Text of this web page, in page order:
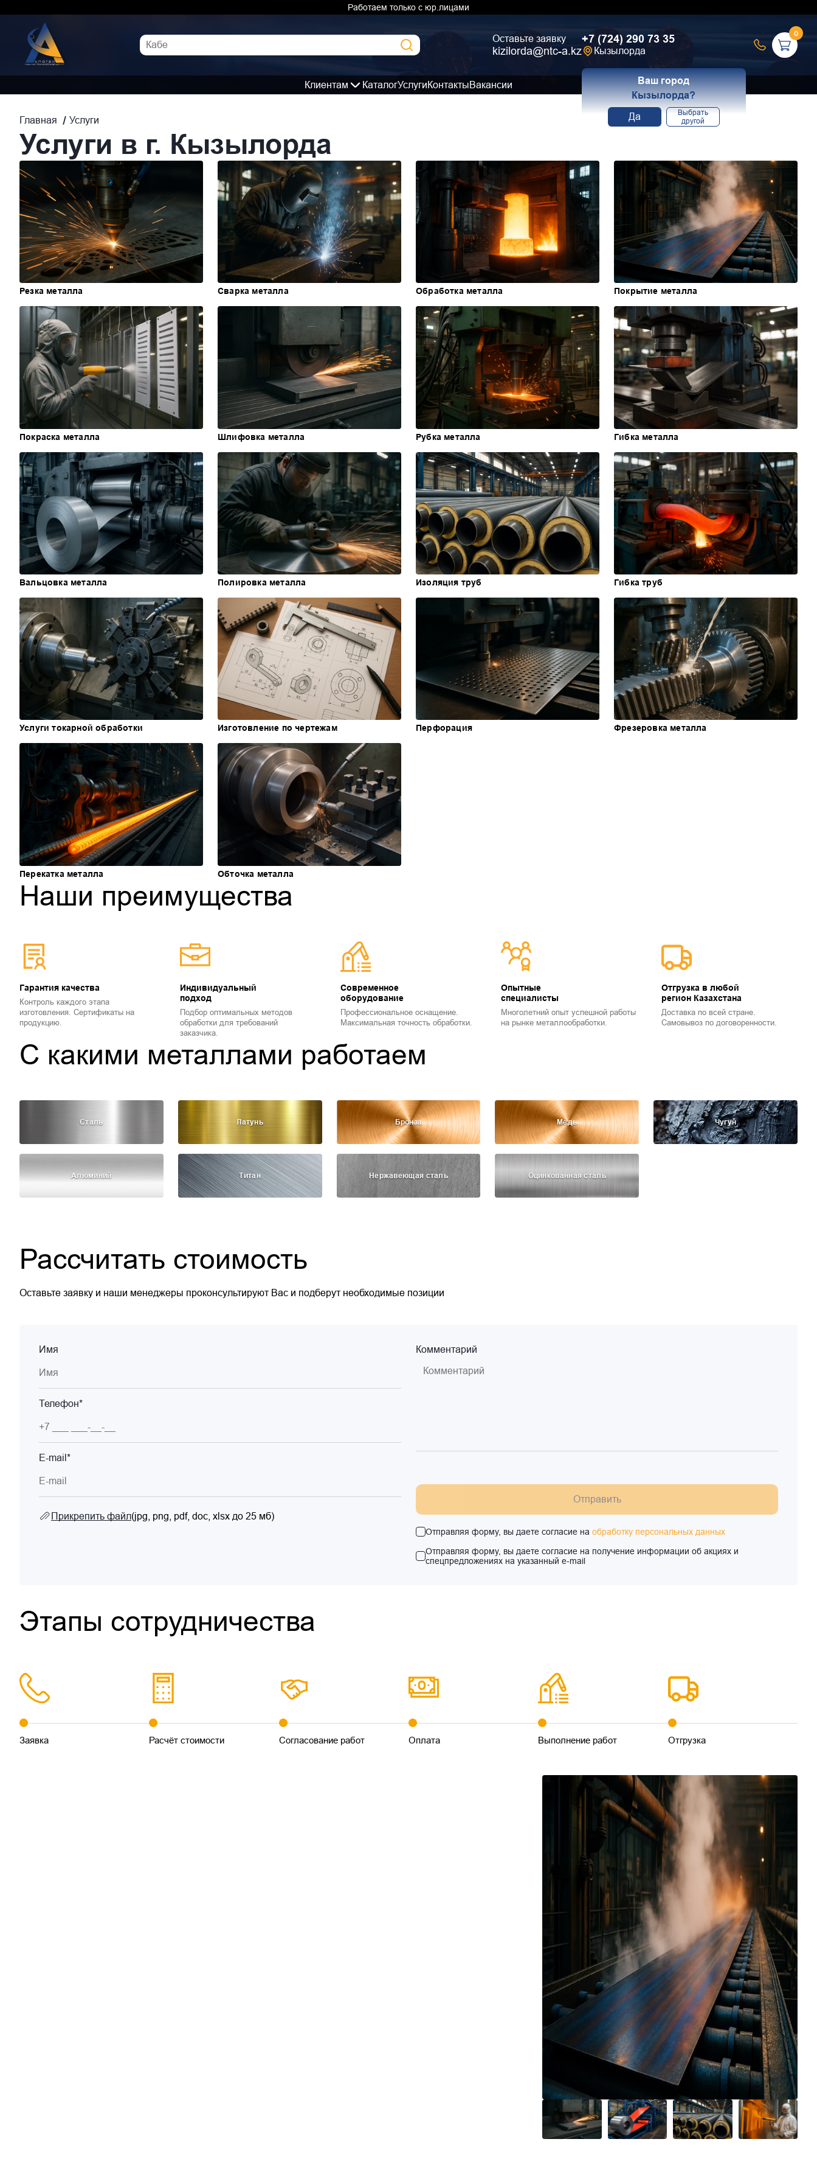
Работаем только с юр.лицами
Оставьте заявку
kizilorda@ntc-a.kz
+7 (724) 290 73 35
Кызылорда
Ваш город
Кызылорда?
Да
Выбрать
другой
0
Клиентам КаталогУслугиКонтактыВакансии
Главная Услуги
Услуги в г. Кызылорда
Перечень
услуг
Резка металла Сварка металла Обработка металла Покрытие металла
Покраска металла Шлифовка металла Рубка металла Гибка металла
Вальцовка металла Полировка металла Изоляция труб Гибка труб
Услуги токарной обработки Изготовление по чертежам Перфорация Фрезеровка металла
Перекатка металла Обточка металла
Наши преимущества
Гарантия качества
Контроль каждого этапа
изготовления. Сертификаты на
продукцию.
Индивидуальный
подход
Подбор оптимальных методов
обработки для требований
заказчика.
Современное
оборудование
Профессиональное оснащение.
Максимальная точность обработки.
Опытные
специалисты
Многолетний опыт успешной работы
на рынке металлообработки.
Отгрузка в любой
регион Казахстана
Доставка по всей стране.
Самовывоз по договоренности.
С какими металлами работаем
Сталь Латунь Бронза Медь Чугун
Алюминий Титан Нержавеющая сталь Оцинкованная сталь
Рассчитать стоимость
Оставьте заявку и наши менеджеры проконсультируют Вас и подберут необходимые позиции
Имя
Телефон*
E-mail*
Прикрепить файл(jpg, png, pdf, doc, xlsx до 25 мб)
Комментарий
Отправить
Отправляя форму, вы даете согласие наобработку персональных данных
Отправляя форму, вы даете согласие на получение информации об акциях и
спецпредложениях на указанный e-mail
Этапы сотрудничества
Заявка Расчёт стоимости Согласование работ Оплата Выполнение работ Отгрузка